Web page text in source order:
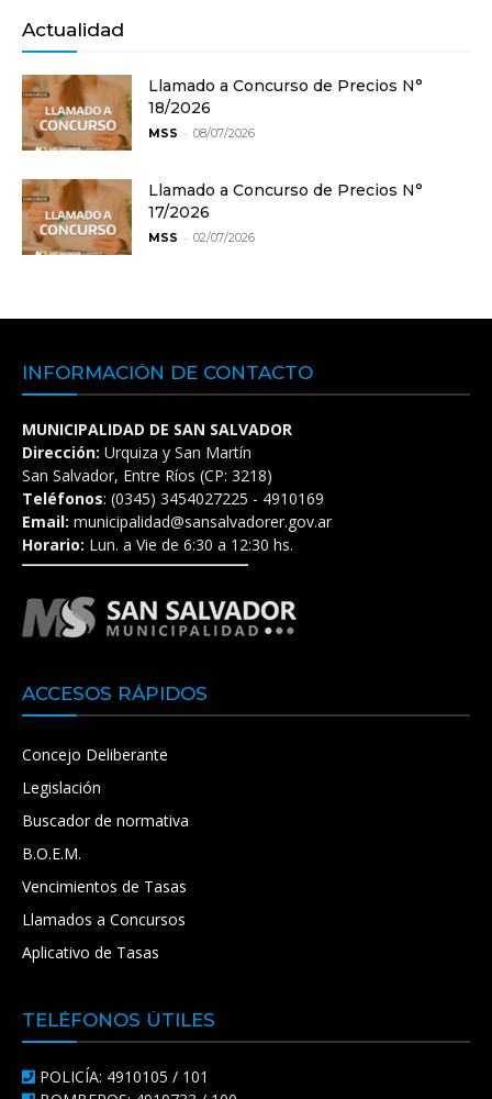
Actualidad
Llamado a Concurso de Precios N°
18/2026
MSS - 08/07/2026
Llamado a Concurso de Precios N°
17/2026
MSS - 02/07/2026
INFORMACIÓN DE CONTACTO
MUNICIPALIDAD DE SAN SALVADOR
Dirección: Urquiza y San Martín
San Salvador, Entre Ríos (CP: 3218)
Teléfonos: (0345) 3454027225 - 4910169
Email: municipalidad@sansalvadorer.gov.ar
Horario: Lun. a Vie de 6:30 a 12:30 hs.
ACCESOS RÁPIDOS
Concejo Deliberante
Legislación
Buscador de normativa
B.O.E.M.
Vencimientos de Tasas
Llamados a Concursos
Aplicativo de Tasas
TELÉFONOS ÚTILES
POLICÍA: 4910105 / 101